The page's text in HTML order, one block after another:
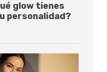
glow tienes
personalidad?